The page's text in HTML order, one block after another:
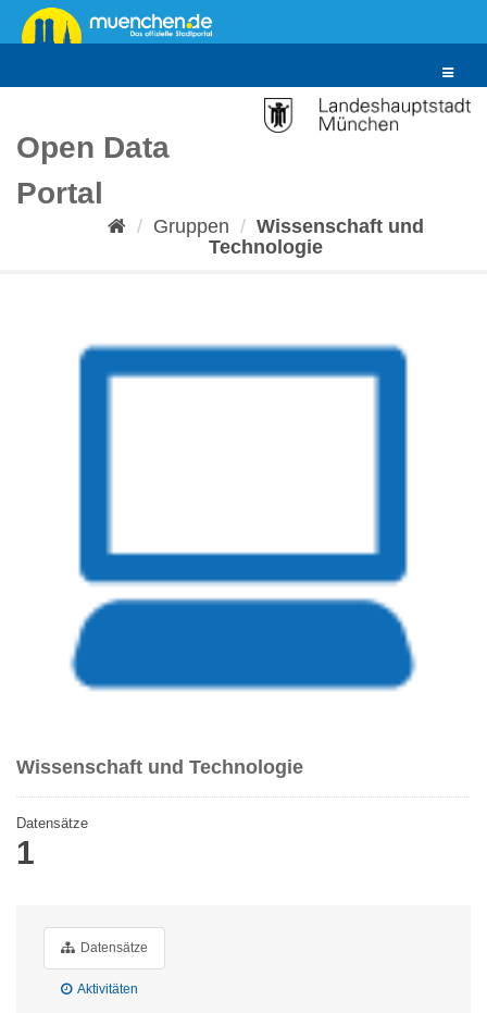
Überspringen
zum
Toggle
Open Data
Portal
Gruppen
Wissenschaft und
Technologie
Wissenschaft und Technologie
Datensätze
1
Datensätze
Aktivitäten